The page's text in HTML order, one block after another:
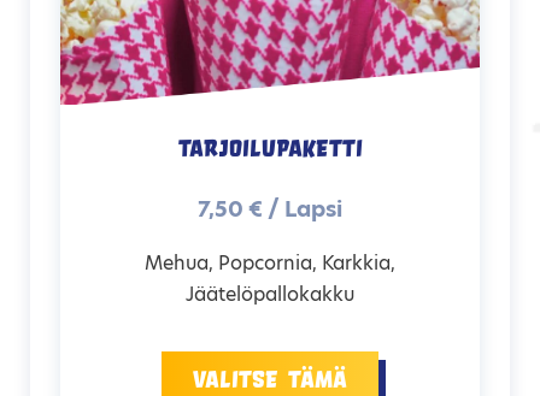
Tarjoilupaketti
7,50 € / Lapsi
Mehua, Popcornia, Karkkia,
Jäätelöpallokakku
Valitse tämä